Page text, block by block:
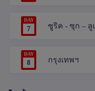
DAY
7 ซูริค - ซุก –
DAY
8 กรุงเทพฯ